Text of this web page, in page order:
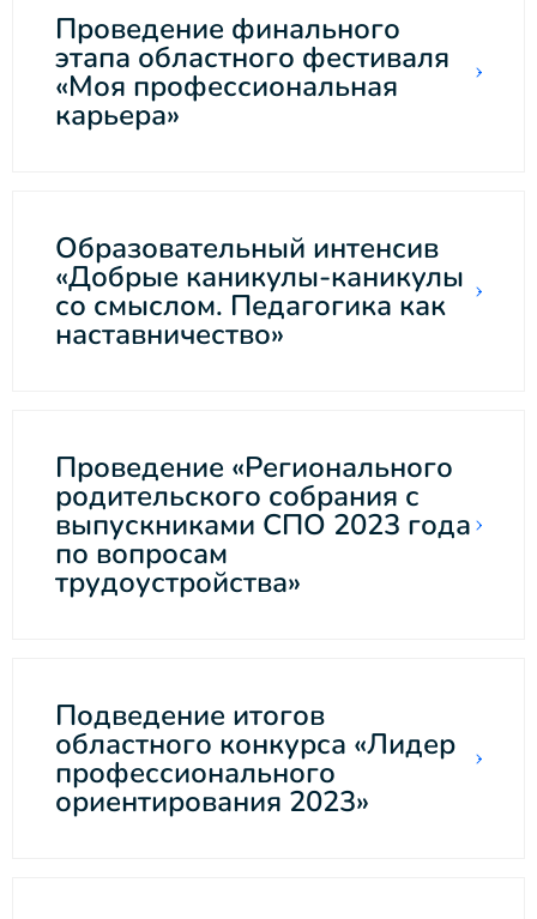
Проведение финального
этапа областного фестиваля
«Моя профессиональная
карьера»
Образовательный интенсив
«Добрые каникулы-каникулы
со смыслом. Педагогика как
наставничество»
Проведение «Регионального
родительского собрания с
выпускниками СПО 2023 года
по вопросам
трудоустройства»
Подведение итогов
областного конкурса «Лидер
профессионального
ориентирования 2023»